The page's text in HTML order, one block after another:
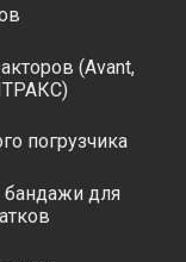
(Avant,
погрузчика
для